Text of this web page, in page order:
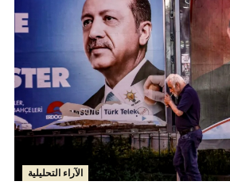
الآراء التحليلية